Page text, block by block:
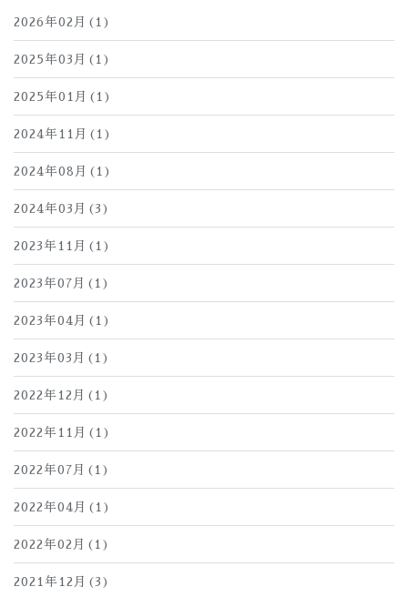
2026年02月(1)
2025年03月(1)
2025年01月(1)
2024年11月(1)
2024年08月(1)
2024年03月(3)
2023年11月(1)
2023年07月(1)
2023年04月(1)
2023年03月(1)
2022年12月(1)
2022年11月(1)
2022年07月(1)
2022年04月(1)
2022年02月(1)
2021年12月(3)